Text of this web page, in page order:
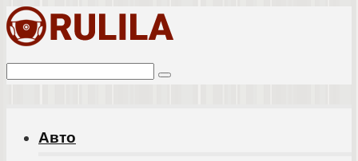
Перейти
контенту
Поиск:
Авто